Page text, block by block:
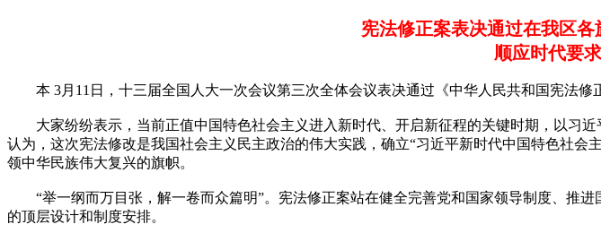
宪法修正案表决通过在我区
顺应时代要
本 3月11日，十三届全国人大一次会议第三次全体会议表决通过《中华人民共和国宪法修
大家纷纷表示，当前正值中国特色社会主义进入新时代、开启新征程的关键时期，以习
认为，这次宪法修改是我国社会主义民主政治的伟大实践，确立“习近平新时代中国特色社
领中华民族伟大复兴的旗帜。
“举一纲而万目张，解一卷而众篇明”。宪法修正案站在健全完善党和国家领导制度、推
的顶层设计和制度安排。